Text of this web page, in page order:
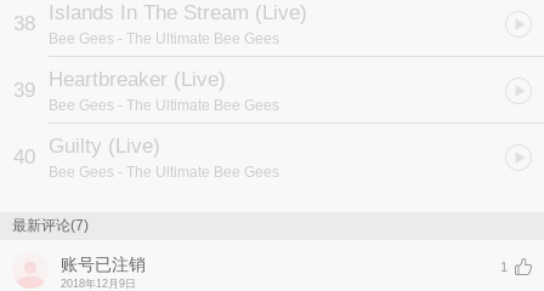
38 Islands In The Stream (Live)
Bee Gees - The Ultimate Bee Gees
39 Heartbreaker (Live)
Bee Gees - The Ultimate Bee Gees
40 Guilty (Live)
Bee Gees - The Ultimate Bee Gees
最新评论(7)
账号已注销
2018年12月9日
1